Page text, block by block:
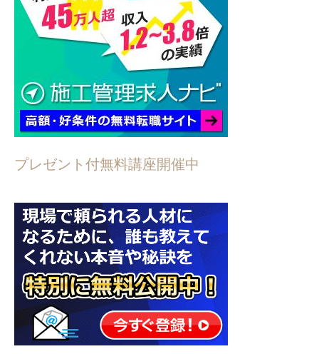
プレゼント付無料講座開催中